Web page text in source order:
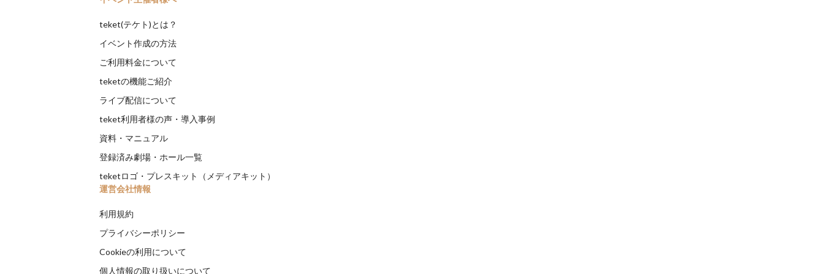
teket(テケト)とは？
イベント作成の方法
ご利用料金について
teketの機能ご紹介
ライブ配信について
teket利用者様の声・導入事例
資料・マニュアル
登録済み劇場・ホール一覧
teketロゴ・プレスキット（メディアキット）
運営会社情報
利用規約
プライバシーポリシー
Cookieの利用について
個人情報の取り扱いについて